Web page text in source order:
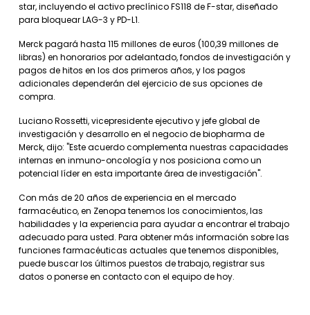
star, incluyendo el activo preclínico FS118 de F-star, diseñado
para bloquear LAG-3 y PD-L1.
Merck pagará hasta 115 millones de euros (100,39 millones de
libras) en honorarios por adelantado, fondos de investigación y
pagos de hitos en los dos primeros años, y los pagos
adicionales dependerán del ejercicio de sus opciones de
compra.
Luciano Rossetti, vicepresidente ejecutivo y jefe global de
investigación y desarrollo en el negocio de biopharma de
Merck, dijo: "Este acuerdo complementa nuestras capacidades
internas en inmuno-oncología y nos posiciona como un
potencial líder en esta importante área de investigación".
Con más de 20 años de experiencia en el mercado
farmacéutico, en Zenopa tenemos los conocimientos, las
habilidades y la experiencia para ayudar a encontrar el trabajo
adecuado para usted. Para obtener más información sobre las
funciones farmacéuticas actuales que tenemos disponibles,
puede buscar los últimos puestos de trabajo, registrar sus
datos o ponerse en contacto con el equipo de hoy.